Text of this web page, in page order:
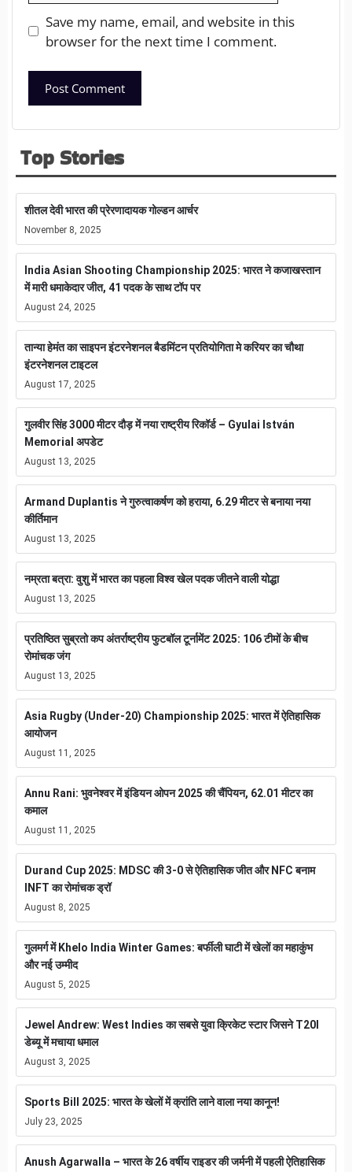
Save my name, email, and website in this
browser for the next time I comment.
Top Stories
शीतल देवी भारत की प्रेरणादायक गोल्डन आर्चर
November 8, 2025
India Asian Shooting Championship 2025: भारत ने कजाखस्तान
में मारी धमाकेदार जीत, 41 पदक के साथ टॉप पर
August 24, 2025
तान्या हेमंत का साइपन इंटरनेशनल बैडमिंटन प्रतियोगिता मे करियर का चौथा
इंटरनेशनल टाइटल
August 17, 2025
गुलवीर सिंह 3000 मीटर दौड़ में नया राष्ट्रीय रिकॉर्ड – Gyulai István
Memorial अपडेट
August 13, 2025
Armand Duplantis ने गुरुत्वाकर्षण को हराया, 6.29 मीटर से बनाया नया
कीर्तिमान
August 13, 2025
नम्रता बत्रा: वुशु में भारत का पहला विश्व खेल पदक जीतने वाली योद्धा
August 13, 2025
प्रतिष्ठित सुब्रतो कप अंतर्राष्ट्रीय फुटबॉल टूर्नामेंट 2025: 106 टीमों के बीच
रोमांचक जंग
August 13, 2025
Asia Rugby (Under-20) Championship 2025: भारत में ऐतिहासिक
आयोजन
August 11, 2025
Annu Rani: भुवनेश्वर में इंडियन ओपन 2025 की चैंपियन, 62.01 मीटर का
कमाल
August 11, 2025
Durand Cup 2025: MDSC की 3-0 से ऐतिहासिक जीत और NFC बनाम
INFT का रोमांचक ड्रॉ
August 8, 2025
गुलमर्ग में Khelo India Winter Games: बर्फीली घाटी में खेलों का महाकुंभ
और नई उम्मीद
August 5, 2025
Jewel Andrew: West Indies का सबसे युवा क्रिकेट स्टार जिसने T20I
डेब्यू में मचाया धमाल
August 3, 2025
Sports Bill 2025: भारत के खेलों में क्रांति लाने वाला नया कानून!
July 23, 2025
Anush Agarwalla – भारत के 26 वर्षीय राइडर की जर्मनी में पहली ऐतिहासिक